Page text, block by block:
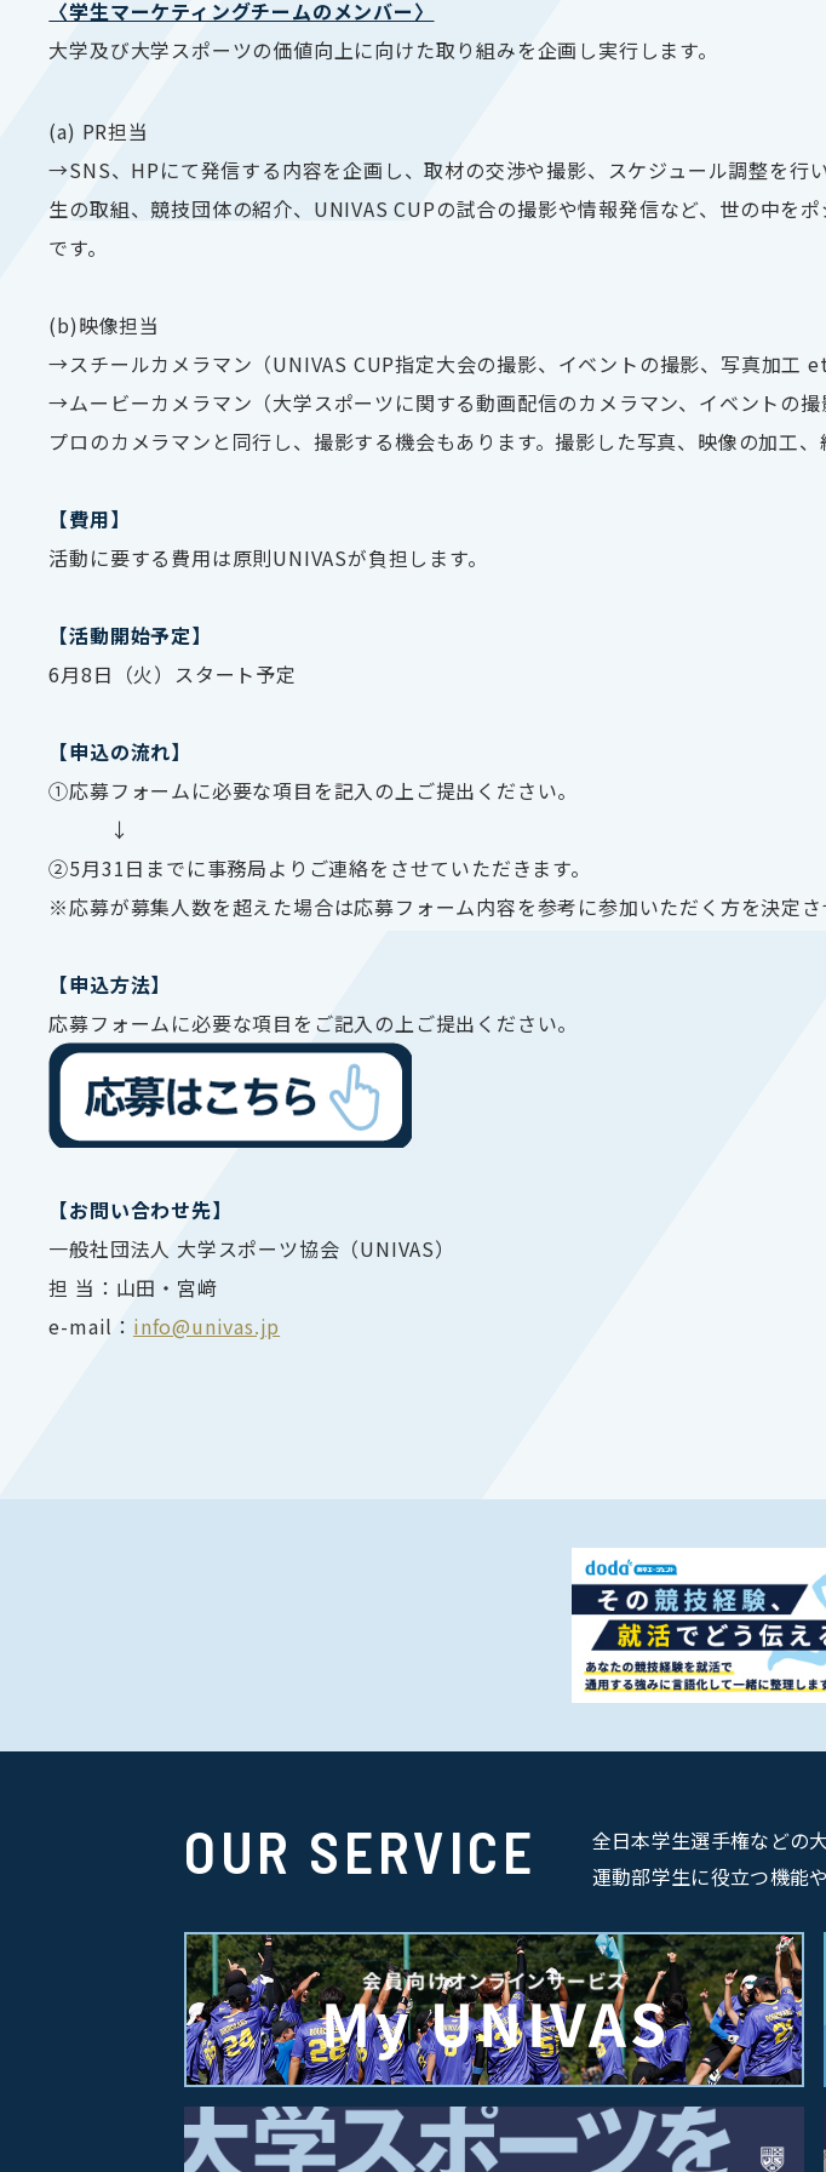
〈学生マーケティングチームのメンバー〉
大学及び大学スポーツの価値向上に向けた取り組みを企画し実行します。
(a) PR担当
→SNS、 HPにて発信する内容を企画し、取材の交渉や撮影、スケジュール調整を
生の取組、競技団体の紹介、 UNIVAS CUPの試合の撮影や情報発信など、世の中を
です。
(b)映像担当
→スチールカメラマン（UNIVAS CUP指定大会の撮影、イベントの撮影、写真加工
→ムービーカメラマン（大学スポーツに関する動画配信のカメラマン、イベントの
プロのカメラマンと同行し、撮影する機会もあります。撮影した写真、映像の加工、
【費用】
活動に要する費用は原則UNIVASが負担します。
【活動開始予定】
6月8日（火）スタート予定
【申込の流れ】
①応募フォームに必要な項目を記入の上ご提出ください。
↓
②5月31日までに事務局よりご連絡をさせていただきます。
※応募が募集人数を超えた場合は応募フォーム内容を参考に参加いただく方を決定さ
【申込方法】
応募フォームに必要な項目をご記入の上ご提出ください。
【お問い合わせ先】
一般社団法人 大学スポーツ協会（UNIVAS）
担 当：山田・宮﨑
e-mail： info@univas.jp
OUR SERVICE
全日本学生選手権などの
運動部学生に役立つ機能